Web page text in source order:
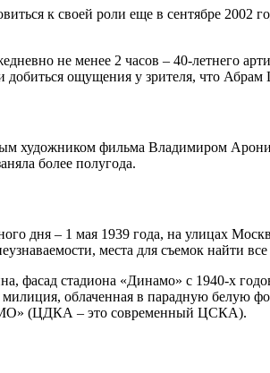
к своей роли еще в сентябре 2002
не менее 2 часов – 40-летнего
ощущения у зрителя, что
художником фильма Владимиром
более полугода.
дня – 1 мая 1939 года, на улицах
места для съемок найти все
фасад стадиона «Динамо» с 1940-х
милиция, облаченная в парадную белую
(ЦДКА – это современный ЦСКА).